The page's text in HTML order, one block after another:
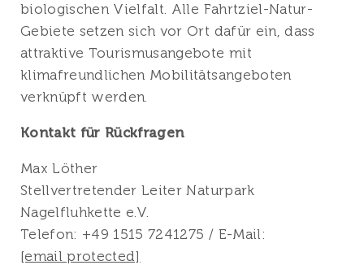
biologischen Vielfalt. Alle Fahrtziel-Natur-
Gebiete setzen sich vor Ort dafür ein, dass
attraktive Tourismusangebote mit
klimafreundlichen Mobilitätsangeboten
verknüpft werden.
Kontakt für Rückfragen
Max Löther
Stellvertretender Leiter Naturpark
Nagelfluhkette e.V.
Telefon: +49 1515 7241275 / E-Mail:
[email protected]